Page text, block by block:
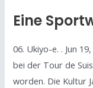
Eine
06. Ukiyo-e. . Jun
bei der Tour de
worden. Die Kultur